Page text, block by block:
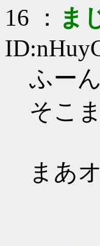
16 ： ま
ふー
そこ
まあ